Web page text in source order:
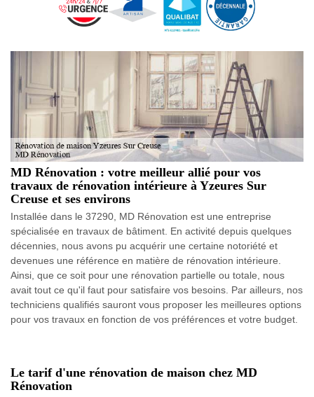
MD Rénovation : votre meilleur allié pour vos
travaux de rénovation intérieure à Yzeures Sur
Creuse et ses environs
Installée dans le 37290, MD Rénovation est une entreprise
spécialisée en travaux de bâtiment. En activité depuis quelques
décennies, nous avons pu acquérir une certaine notoriété et
devenues une référence en matière de rénovation intérieure.
Ainsi, que ce soit pour une rénovation partielle ou totale, nous
avait tout ce qu'il faut pour satisfaire vos besoins. Par ailleurs, nos
techniciens qualifiés sauront vous proposer les meilleures options
pour vos travaux en fonction de vos préférences et votre budget.
Le tarif d'une rénovation de maison chez MD
Rénovation